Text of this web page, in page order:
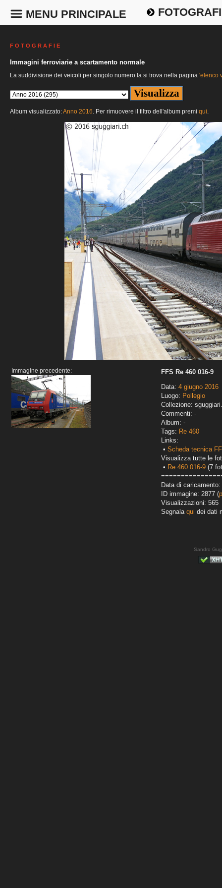
MENU PRINCIPALE
F O T O G R A F I E
Immagini ferroviarie a scartamento normale
La suddivisione dei veicoli per singolo numero la si trova nella pagina 'elenco
Album visualizzato:Anno 2016. Per rimuovere il filtro dell'album premi qui.
Immagine precedente:
FFS Re 460 016-9
Data: 4 giugno 2016
Luogo: Pollegio
Collezione:
Commenti: -
Album: -
Tags: Re 460
Links:
• Scheda tecnica
Visualizza tutte le
• Re 460 016-9 (7
Data di
ID immagine: 2877 (
Visualizzazioni: 565
Segnala qui dei dati
Sandro